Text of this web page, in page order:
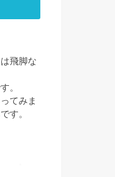
飛脚な
。
てみま
す。